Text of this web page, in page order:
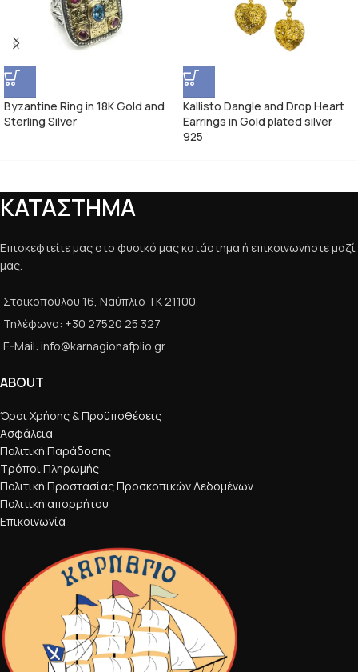
Byzantine Ring in 18K Gold and
Sterling Silver
Kallisto Dangle and Drop Heart
Earrings in Gold plated silver
925
ΚΑΤΑΣΤΗΜΑ
Επισκεφτείτε μας στο φυσικό μας κατάστημα ή επικοινωνήστε μαζί
μας.
Σταϊκοπούλου 16, Ναύπλιο ΤΚ 21100.
Τηλέφωνο: +30 27520 25 327
E-Mail: info@karnagionafplio.gr
ABOUT
Όροι Χρήσης & Προϋποθέσεις
Ασφάλεια
Πολιτική Παράδοσης
Τρόποι Πληρωμής
Πολιτική Προστασίας Προσκοπικών Δεδομένων
Πολιτική απορρήτου
Επικοινωνία